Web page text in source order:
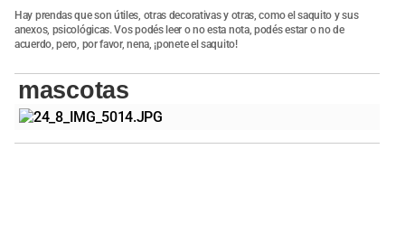
Hay prendas que son útiles, otras decorativas y otras, como el saquito y sus
anexos, psicológicas. Vos podés leer o no esta nota, podés estar o no de
acuerdo, pero, por favor, nena, ¡ponete el saquito!
mascotas